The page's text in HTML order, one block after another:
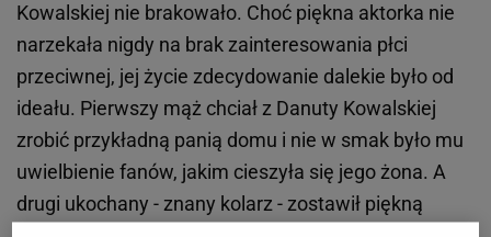
Kowalskiej nie brakowało. Choć piękna aktorka nie
narzekała nigdy na brak zainteresowania płci
przeciwnej, jej życie zdecydowanie dalekie było od
ideału. Pierwszy mąż chciał z Danuty Kowalskiej
zrobić przykładną panią domu i nie w smak było mu
uwielbienie fanów, jakim cieszyła się jego żona. A
drugi ukochany - znany kolarz - zostawił piękną